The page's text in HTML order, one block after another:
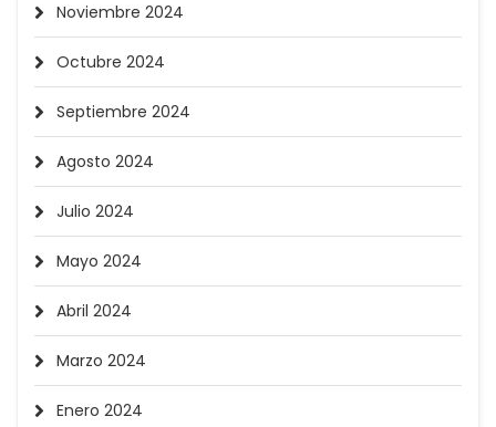
Noviembre 2024
Octubre 2024
Septiembre 2024
Agosto 2024
Julio 2024
Mayo 2024
Abril 2024
Marzo 2024
Enero 2024